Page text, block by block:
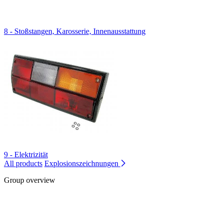
8 - Stoßstangen, Karosserie, Innenausstattung
9 - Elektrizität
All products Explosionszeichnungen
Group overview